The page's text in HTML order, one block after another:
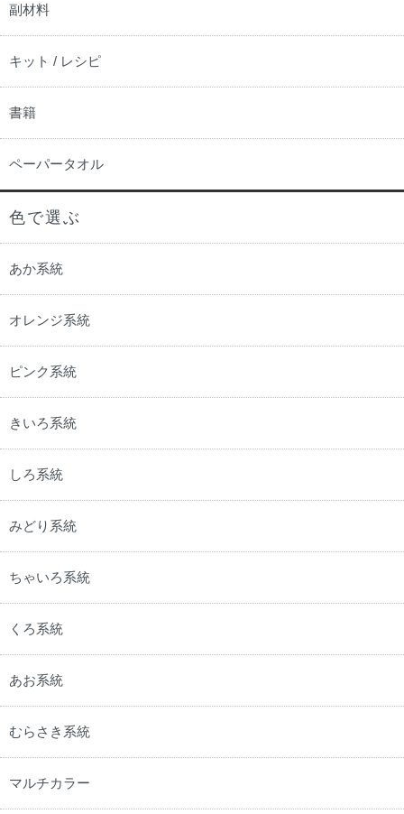
副材料
キット / レシピ
書籍
ペーパータオル
色で選ぶ
あか系統
オレンジ系統
ピンク系統
きいろ系統
しろ系統
みどり系統
ちゃいろ系統
くろ系統
あお系統
むらさき系統
マルチカラー